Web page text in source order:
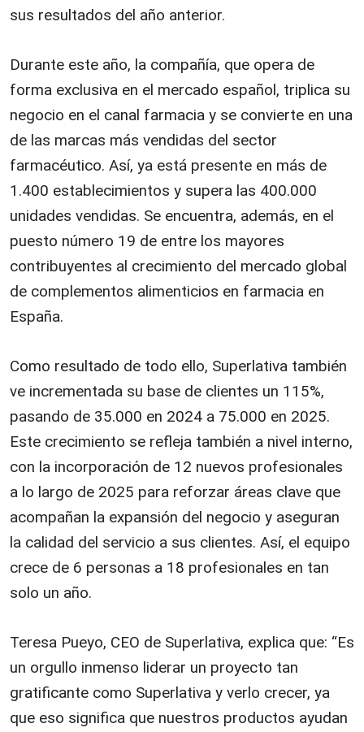
sus resultados del año anterior.
Durante este año, la compañía, que opera de
forma exclusiva en el mercado español, triplica su
negocio en el canal farmacia y se convierte en una
de las marcas más vendidas del sector
farmacéutico. Así, ya está presente en más de
1.400 establecimientos y supera las 400.000
unidades vendidas. Se encuentra, además, en el
puesto número 19 de entre los mayores
contribuyentes al crecimiento del mercado global
de complementos alimenticios en farmacia en
España.
Como resultado de todo ello, Superlativa también
ve incrementada su base de clientes un 115%,
pasando de 35.000 en 2024 a 75.000 en 2025.
Este crecimiento se refleja también a nivel interno,
con la incorporación de 12 nuevos profesionales
a lo largo de 2025 para reforzar áreas clave que
acompañan la expansión del negocio y aseguran
la calidad del servicio a sus clientes. Así, el equipo
crece de 6 personas a 18 profesionales en tan
solo un año.
Teresa Pueyo, CEO de Superlativa, explica que: “Es
un orgullo inmenso liderar un proyecto tan
gratificante como Superlativa y verlo crecer, ya
que eso significa que nuestros productos ayudan